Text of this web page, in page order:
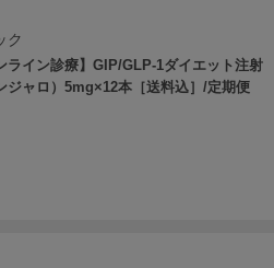
ク
ライン診療】GIP/GLP-1ダイエット注射
ジャロ）5mg×12本［送料込］/定期便